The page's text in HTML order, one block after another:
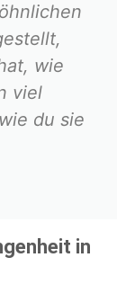
wie
viel
du sie
in